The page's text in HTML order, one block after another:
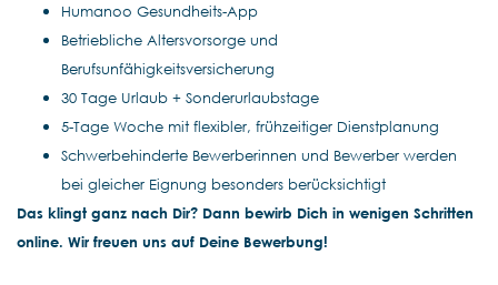
Humanoo Gesundheits-App
Betriebliche Altersvorsorge und
Berufsunfähigkeitsversicherung
30 Tage Urlaub + Sonderurlaubstage
5-Tage Woche mit flexibler, frühzeitiger Dienstplanung
Schwerbehinderte Bewerberinnen und Bewerber werden
bei gleicher Eignung besonders berücksichtigt
Das klingt ganz nach Dir? Dann bewirb Dich in wenigen Schritten
online. Wir freuen uns auf Deine Bewerbung!